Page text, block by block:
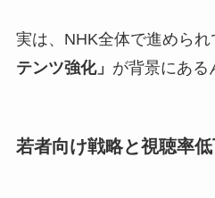
実は、NHK全体で進められ
テンツ強化」 が背景にある
若者向け戦略と視聴率